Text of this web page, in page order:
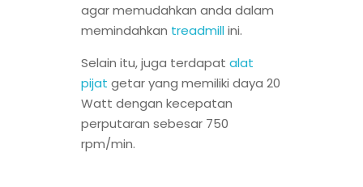
agar memudahkan anda dalam
memindahkan treadmillini.
Selain itu, juga terdapat alat
pijat getar yang memiliki daya 20
Watt dengan kecepatan
perputaran sebesar 750
rpm/min.